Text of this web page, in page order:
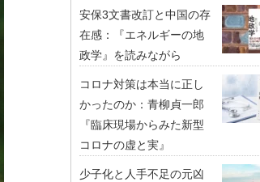
安保3文書改訂と中国の存
在感：『エネルギーの地
政学』を読みながら
コロナ対策は本当に正し
かったのか：青柳貞一郎
『臨床現場からみた新型
コロナの虚と実』
少子化と人手不足の元凶